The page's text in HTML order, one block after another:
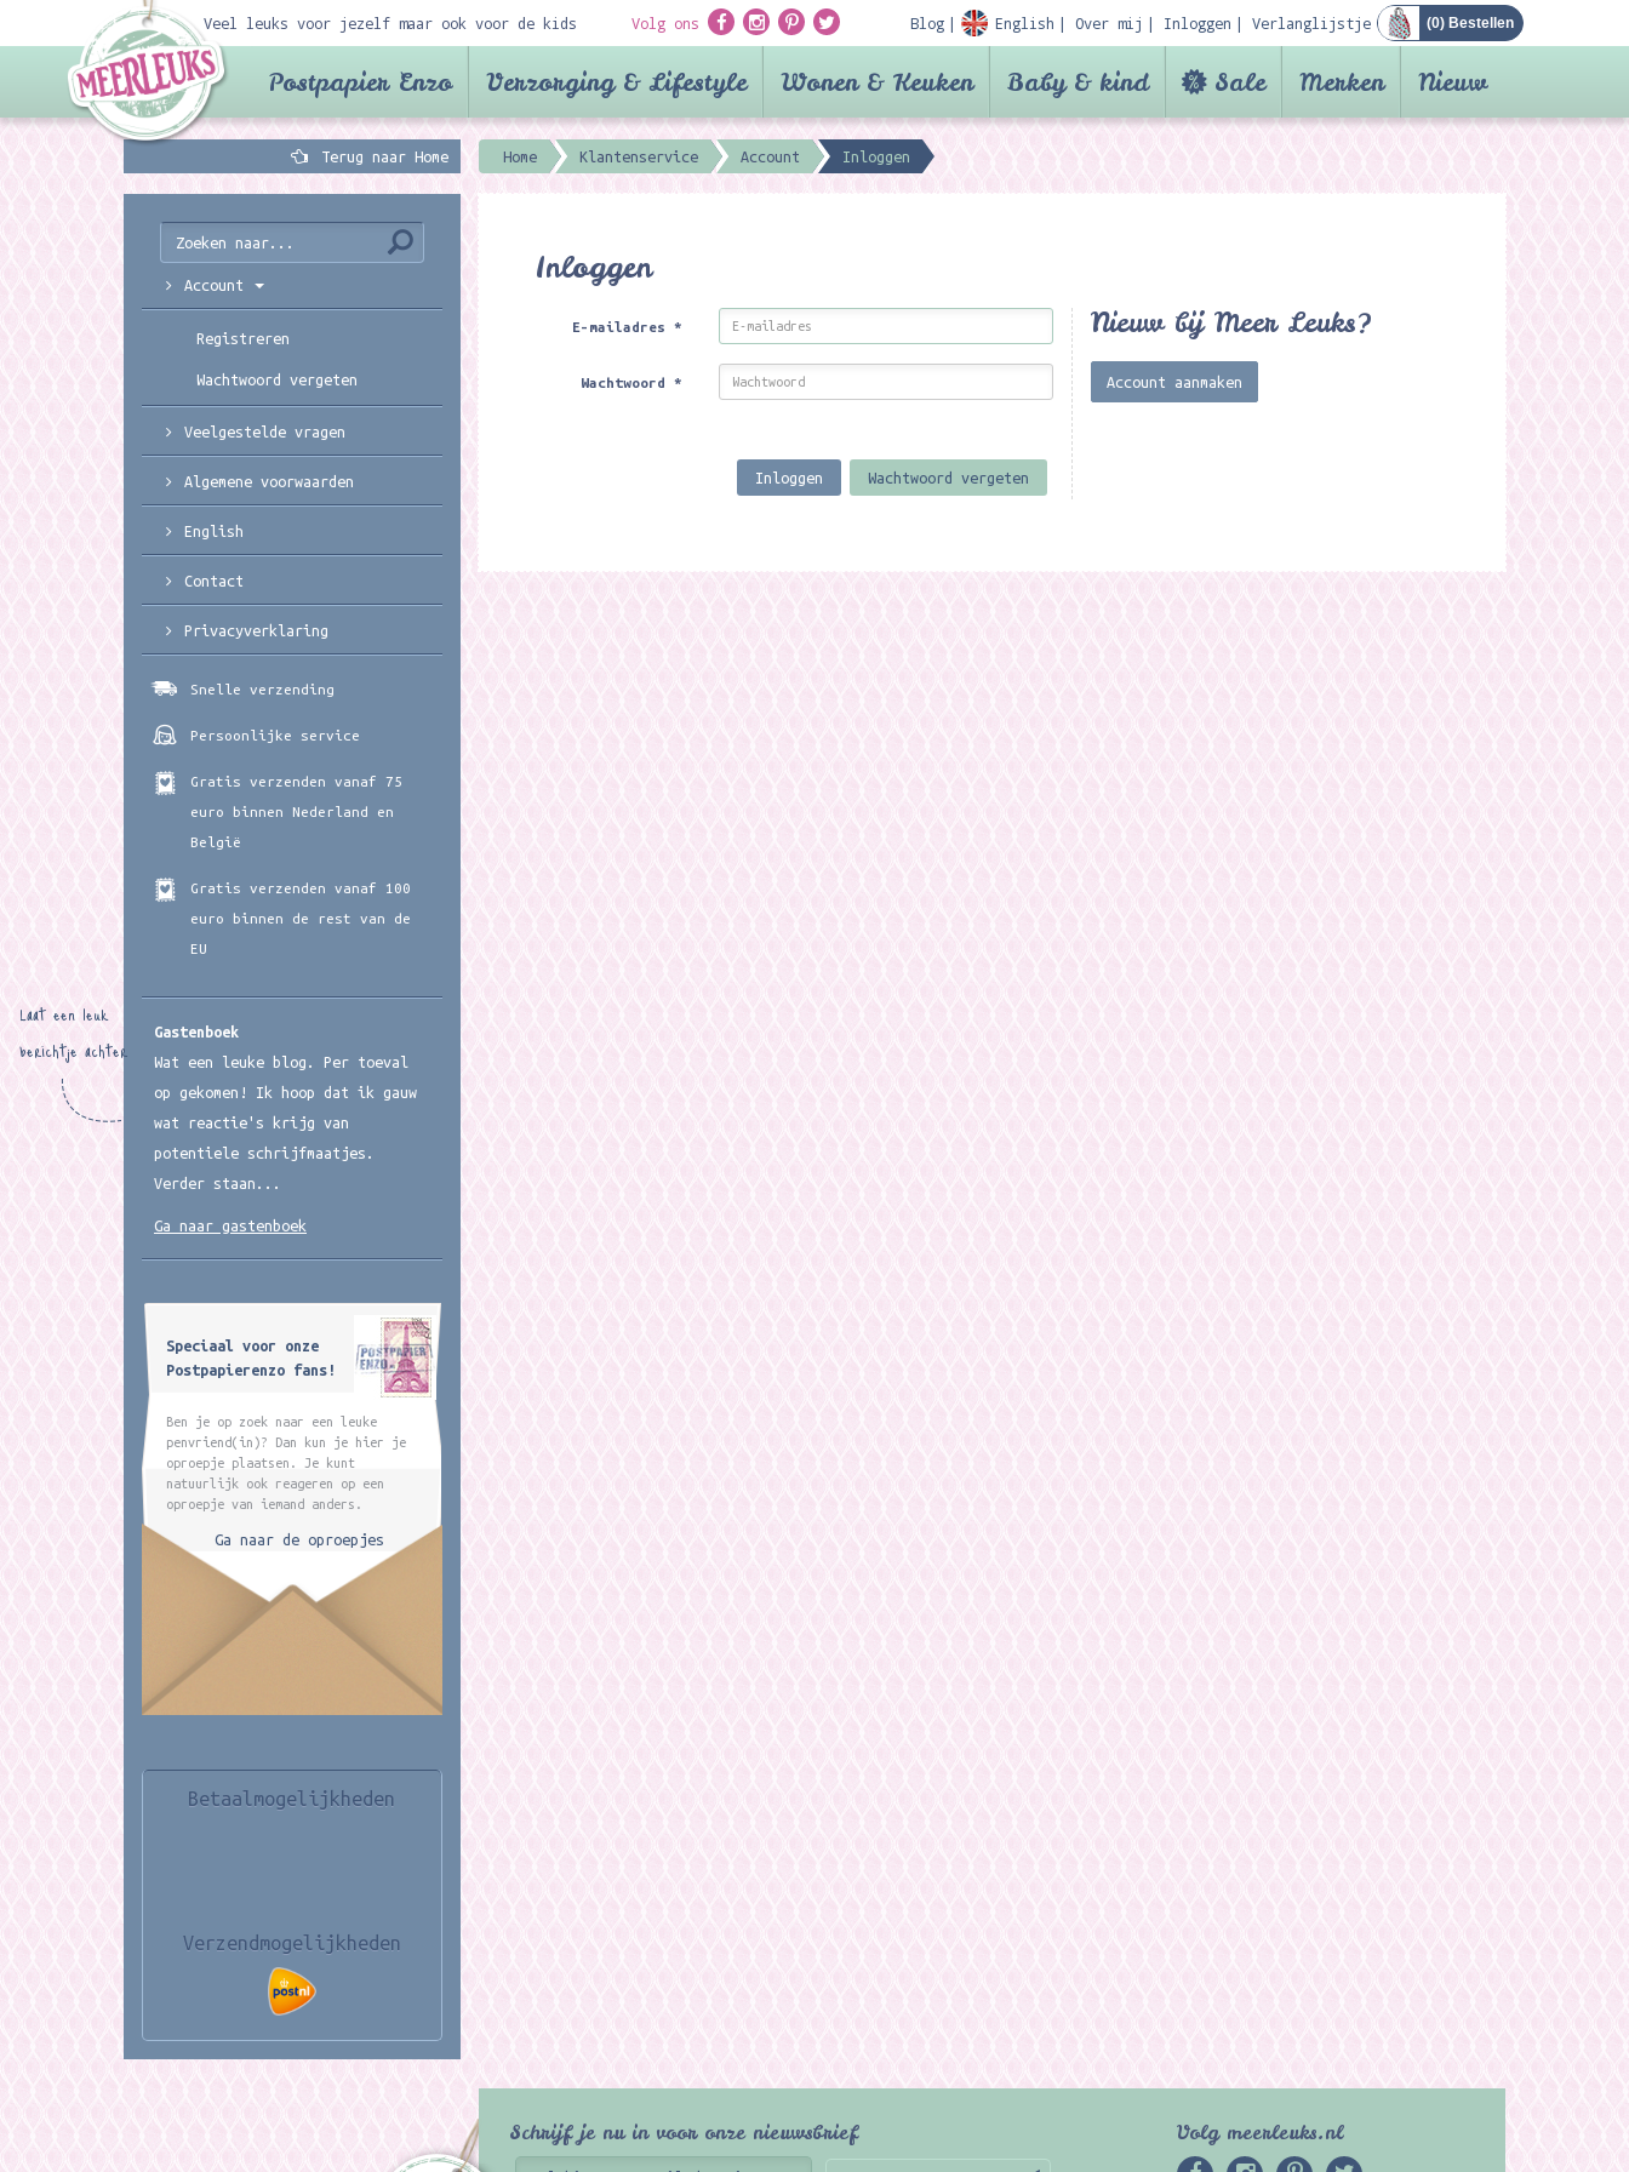
Veel leuks voor jezelf maar ook voor de kids Volg ons Blog English Over mij Inloggen Verlanglijstje (0) Bestellen
Postpapier Enzo Verzorging & Lifestyle Wonen & Keuken Baby & kind Sale Merken Nieuw
Terug naar Home Home Klantenservice Account Inloggen
Inloggen
E-mailadres*
Wachtwoord*
Inloggen Wachtwoord vergeten
Nieuw bij Meer Leuks?
Account aanmaken
Account
Registreren
Wachtwoord vergeten
Veelgestelde vragen
Algemene voorwaarden
English
Contact
Privacyverklaring
Snelle verzending
Persoonlijke service
Gratis verzenden vanaf 75
euro binnen Nederland en
België
Gratis verzenden vanaf 100
euro binnen de rest van de
EU
Gastenboek
Wat een leuke blog. Per toeval
op gekomen! Ik hoop dat ik gauw
wat reactie's krijg van
potentiele schrijfmaatjes.
Verder staan...
Laat een leuk
berichtje achter
Ga naar gastenboek
Speciaal voor onze
Postpapierenzo fans!
Ben je op zoek naar een leuke
penvriend(in)? Dan kun je hier je
oproepje plaatsen. Je kunt
natuurlijk ook reageren op een
oproepje van iemand anders.
Ga naar de oproepjes
Betaalmogelijkheden
Verzendmogelijkheden
Schrijf je nu in voor onze nieuwsbrief Volg meerleuks.nl